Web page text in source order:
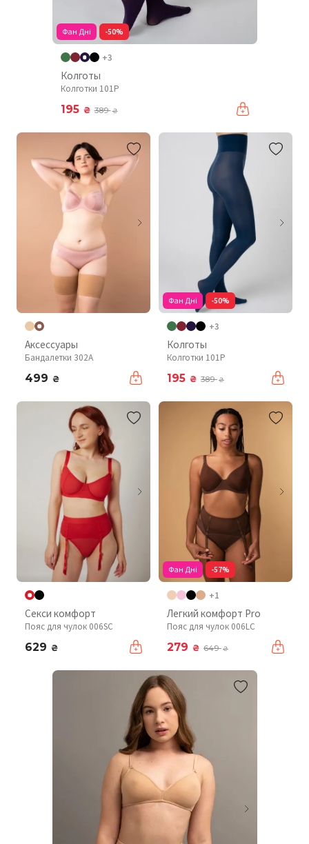
Фан Дні -50%
+3
Колготы
Колготки 101P
195 ₴ 389₴
Аксессуары
Бандалетки 302A
499 ₴
Фан Дні -50%
+3
Колготы
Колготки 101P
195 ₴ 389₴
Секси комфорт
Пояс для чулок 006SC
629 ₴
Фан Дні -57%
+1
Легкий комфорт Pro
Пояс для чулок 006LC
279 ₴ 649₴